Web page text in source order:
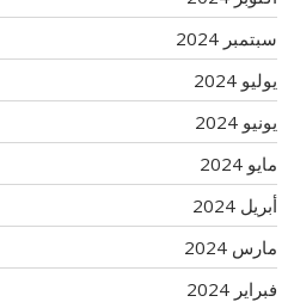
سبتمبر 2024
يوليو 2024
يونيو 2024
مايو 2024
أبريل 2024
مارس 2024
فبراير 2024